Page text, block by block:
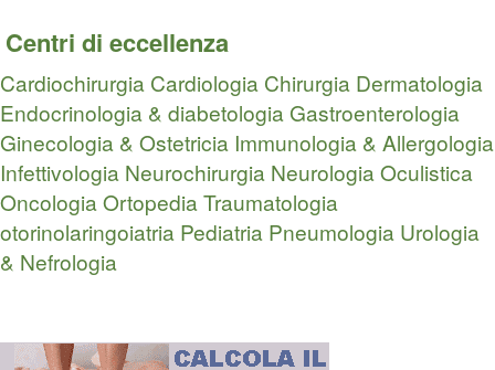
Centri di eccellenza
Cardiochirurgia Cardiologia Chirurgia Dermatologia
Endocrinologia & diabetologia Gastroenterologia
Ginecologia & Ostetricia Immunologia & Allergologia
Infettivologia Neurochirurgia NeurologiaOculistica
OncologiaOrtopedia Traumatologia
otorinolaringoiatria Pediatria Pneumologia Urologia
& Nefrologia